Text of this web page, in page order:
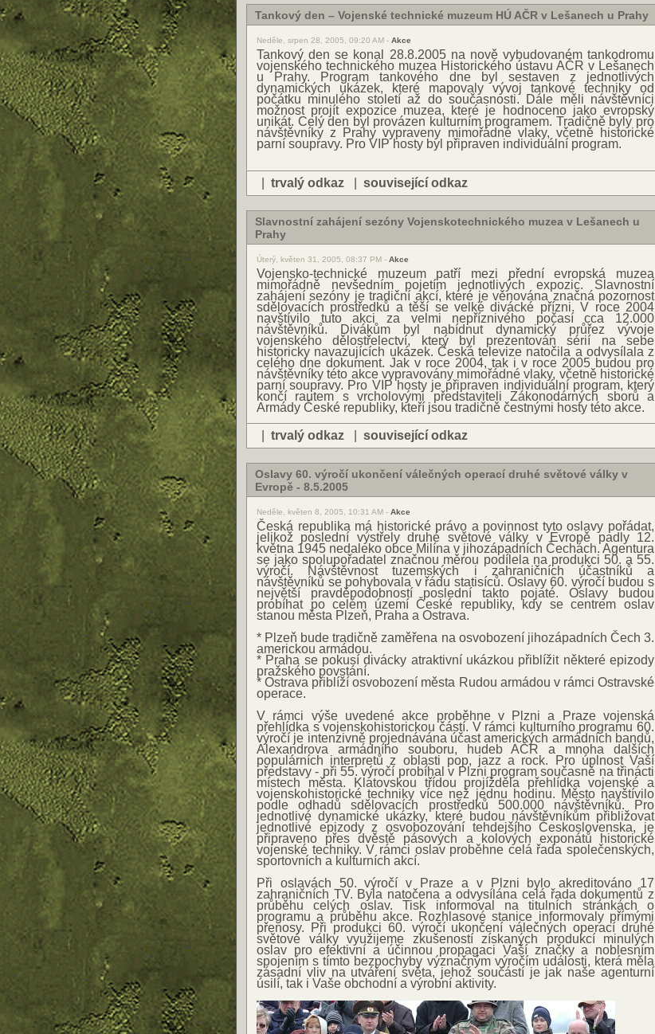
Tankový den – Vojenské technické muzeum HÚ AČR v Lešanech u Prahy
Neděle, srpen 28, 2005, 09:20 AM - Akce
Tankový den se konal 28.8.2005 na nově vybudovaném tankodromu
vojenského technického muzea Historického ústavu AČR v Lešanech
u Prahy. Program tankového dne byl sestaven z jednotlivých
dynamických ukázek, které mapovaly vývoj tankové techniky od
počátku minulého století až do současnosti. Dále měli návštěvníci
možnost projít expozice muzea, které je hodnoceno jako evropský
unikát. Celý den byl provázen kulturním programem. Tradičně byly pro
návštěvníky z Prahy vypraveny mimořádné vlaky, včetně historické
parní soupravy. Pro VIP hosty byl připraven individuální program.
trvalý odkaz související odkaz
Slavnostní zahájení sezóny Vojenskotechnického muzea v Lešanech u
Prahy
Úterý, květen 31, 2005, 08:37 PM - Akce
Vojensko-technické muzeum patří mezi přední evropská muzea
mimořádně nevšedním pojetím jednotlivých expozic. Slavnostní
zahájení sezóny je tradiční akcí, které je věnována značná pozornost
sdělovacích prostředků a těší se velké divácké přízni. V roce 2004
navštívilo tuto akci za velmi nepříznivého počasí cca 12.000
návštěvníků. Divákům byl nabídnut dynamický průřez vývoje
vojenského dělostřelectví, který byl prezentován sérií na sebe
historicky navazujících ukázek. Česká televize natočila a odvysílala z
celého dne dokument. Jak v roce 2004, tak i v roce 2005 budou pro
návštěvníky této akce vypravovány mimořádné vlaky, včetně historické
parní soupravy. Pro VIP hosty je připraven individuální program, který
končí rautem s vrcholovými představiteli Zákonodárných sborů a
Armády České republiky, kteří jsou tradičně čestnými hosty této akce.
trvalý odkaz související odkaz
Oslavy 60. výročí ukončení válečných operací druhé světové války v
Evropě - 8.5.2005
Neděle, květen 8, 2005, 10:31 AM - Akce
Česká republika má historické právo a povinnost tyto oslavy pořádat,
jelikož poslední výstřely druhé světové války v Evropě padly 12.
května 1945 nedaleko obce Milína v jihozápadních Čechách. Agentura
se jako spolupořadatel značnou měrou podílela na produkci 50. a 55.
výročí. Návštěvnost tuzemských i zahraničních účastníků a
návštěvníků se pohybovala v řádu statisíců. Oslavy 60. výročí budou s
největší pravděpodobností poslední takto pojaté. Oslavy budou
probíhat po celém území České republiky, kdy se centrem oslav
stanou města Plzeň, Praha a Ostrava.
* Plzeň bude tradičně zaměřena na osvobození jihozápadních Čech 3.
americkou armádou.
* Praha se pokusí divácky atraktivní ukázkou přiblížit některé epizody
pražského povstání.
* Ostrava přiblíží osvobození města Rudou armádou v rámci Ostravské
operace.
V rámci výše uvedené akce proběhne v Plzni a Praze vojenská
přehlídka s vojenskohistorickou částí. V rámci kulturního programu 60.
výročí je intenzivně projednávána účast amerických armádních bandů,
Alexandrova armádního souboru, hudeb AČR a mnoha dalších
populárních interpretů z oblasti pop, jazz a rock. Pro úplnost Vaší
představy - při 55. výročí probíhal v Plzni program současně na třinácti
místech města. Klatovskou třídou projížděla přehlídka vojenské a
vojenskohistorické techniky více než jednu hodinu. Město navštívilo
podle odhadů sdělovacích prostředků 500.000 návštěvníků. Pro
jednotlivé dynamické ukázky, které budou návštěvníkům přibližovat
jednotlivé epizody z osvobozování tehdejšího Československa, je
připraveno přes dvěstě pásových a kolových exponátů historické
vojenské techniky. V rámci oslav proběhne celá řada společenských,
sportovních a kulturních akcí.
Při oslavách 50. výročí v Praze a v Plzni bylo akreditováno 17
zahraničních TV. Byla natočena a odvysílána celá řada dokumentů z
průběhu celých oslav. Tisk informoval na titulních stránkách o
programu a průběhu akce. Rozhlasové stanice informovaly přímými
přenosy. Při produkci 60. výročí ukončení válečných operací druhé
světové války využijeme zkušeností získaných produkcí minulých
oslav pro efektivní a účinnou propagaci Vaší značky a noblesním
spojením s tímto bezpochyby význačným výročím události, která měla
zásadní vliv na utváření světa, jehož součástí je jak naše agenturní
úsilí, tak i Vaše obchodní a výrobní aktivity.